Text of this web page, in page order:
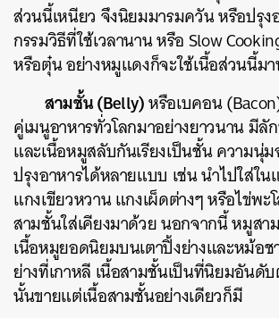
ส่วนนี้เหนียว จึงนิยมมารมควันหรือปรุง
กรรมวิธีที่ใช้เวลานานหรือSlow
หรือตุ๋นอย่างหมูแดงก็จะใช้เนื้อส่วนนี้ม
สามชั้น(Belly)หรือเบคอน
คู่เมนูอาหารทั่วโลกมาอย่างยาวนานมีลั
และเนื้อหมูสลับกันเรียงเป็นชั้นความนุ่ม
ปรุงอาหารได้หลายแบบ เช่นนำไปใส่ใน
แกงเขียวหวานแกงเผ็ดต่างๆหรือไข่พะ
สามชั้นใส่เคียงมาด้วยนอกจากนี้หมูสา
เนื้อหมูยอดนิยมบนเตาปิ้งย่างและหม้อช
ย่างที่เกาหลี เนื้อสามชั้นเป็นที่นิยมอันดั
นั้นขายแต่เนื้อสามชั้นอย่างเดียวก็มี